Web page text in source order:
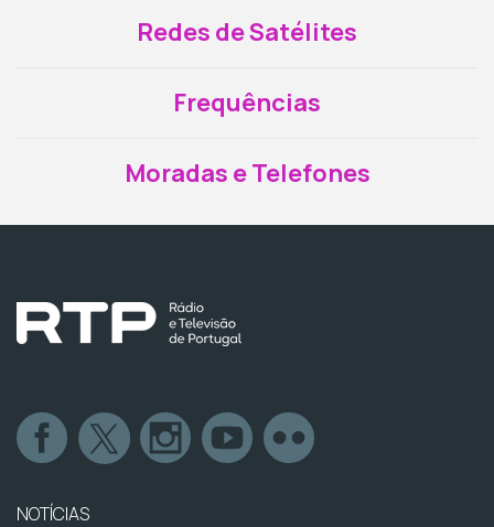
Redes de Satélites
Frequências
Moradas e Telefones
NOTÍCIAS